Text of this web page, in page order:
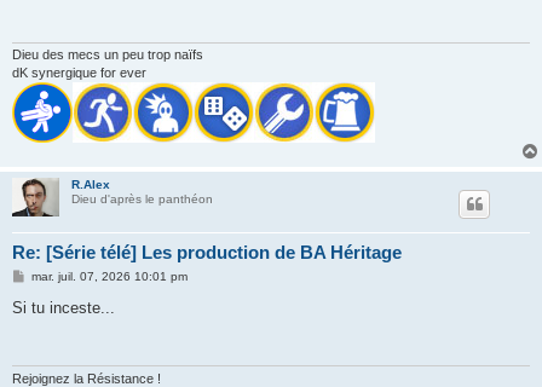
Dieu des mecs un peu trop naïfs
dK synergique for ever
R.Alex
Dieu d'après le panthéon
Re: [Série télé] Les production de BA Héritage
M
s
mar. juil. 07, 2026 10:01 pm
Si tu inceste...
Rejoignez la Résistance !